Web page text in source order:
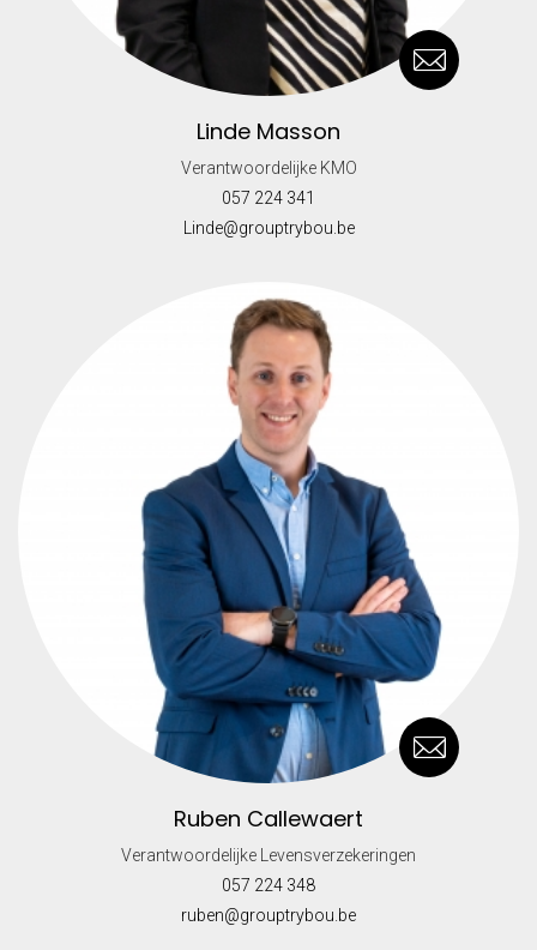
Linde Masson
Verantwoordelijke KMO
057 224 341
Linde@grouptrybou.be
Ruben Callewaert
Verantwoordelijke Levensverzekeringen
057 224 348
ruben@grouptrybou.be